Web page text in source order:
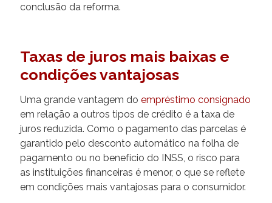
conclusão da reforma.
Taxas de juros mais baixas e
condições vantajosas
Uma grande vantagem do empréstimo consignado
em relação a outros tipos de crédito é a taxa de
juros reduzida. Como o pagamento das parcelas é
garantido pelo desconto automático na folha de
pagamento ou no benefício do INSS, o risco para
as instituições financeiras é menor, o que se reflete
em condições mais vantajosas para o consumidor.